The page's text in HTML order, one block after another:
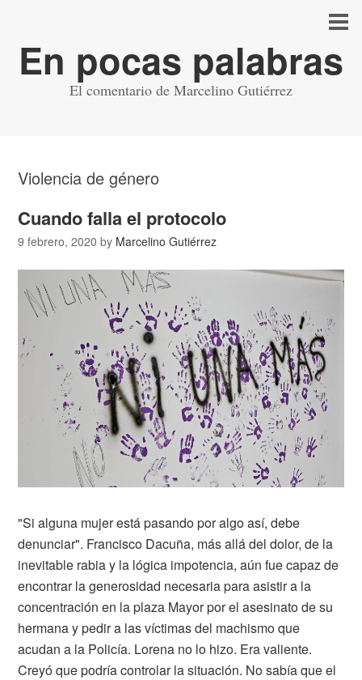
En pocas palabras
El comentario de Marcelino Gutiérrez
Violencia de género
Cuando falla el protocolo
9 febrero, 2020 by Marcelino Gutiérrez
"Si alguna mujer está pasando por algo así, debe
denunciar". Francisco Dacuña, más allá del dolor, de la
inevitable rabia y la lógica impotencia, aún fue capaz de
encontrar la generosidad necesaria para asistir a la
concentración en la plaza Mayor por el asesinato de su
hermana y pedir a las víctimas del machismo que
acudan a la Policía. Lorena no lo hizo. Era valiente.
Creyó que podría controlar la situación. No sabía que el